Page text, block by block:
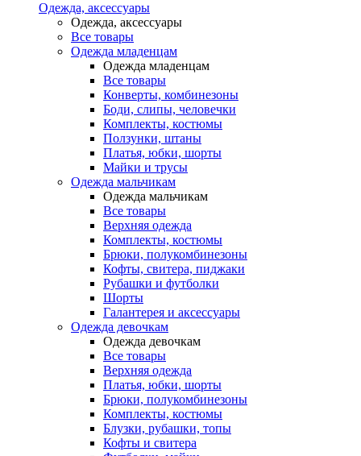
Одежда, аксессуары
Одежда, аксессуары
Все товары
Одежда младенцам
Одежда младенцам
Все товары
Конверты, комбинезоны
Боди, слипы, человечки
Комплекты, костюмы
Ползунки, штаны
Платья, юбки, шорты
Майки и трусы
Одежда мальчикам
Одежда мальчикам
Все товары
Верхняя одежда
Комплекты, костюмы
Брюки, полукомбинезоны
Кофты, свитера, пиджаки
Рубашки и футболки
Шорты
Галантерея и аксессуары
Одежда девочкам
Одежда девочкам
Все товары
Верхняя одежда
Платья, юбки, шорты
Брюки, полукомбинезоны
Комплекты, костюмы
Блузки, рубашки, топы
Кофты и свитера